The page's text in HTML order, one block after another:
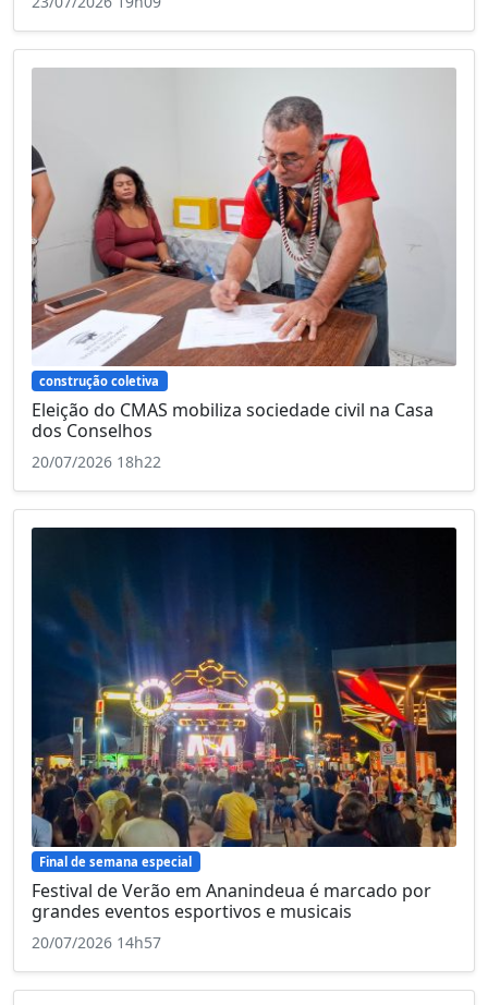
construção coletiva
Eleição do CMAS mobiliza sociedade civil na Casa
dos Conselhos
20/07/2026 18h22
Final de semana especial
Festival de Verão em Ananindeua é marcado por
grandes eventos esportivos e musicais
20/07/2026 14h57